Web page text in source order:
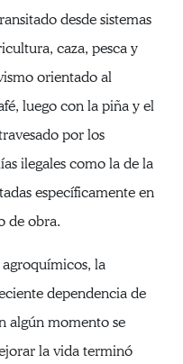
desde sistemas
caza, pesca y
orientado al
luego con la piña y el
por los
ilegales como la de la
específicamente en
de obra.
la
dependencia de
algún momento se
la vida terminó